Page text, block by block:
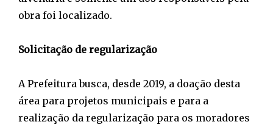
obra foi localizado.
Solicitação de regularização
A Prefeitura busca, desde 2019, a doação desta
área para projetos municipais e para a
realização da regularização para os moradores